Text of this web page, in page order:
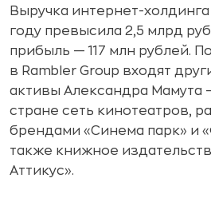
Выручка интернет-холдинга
году превысила 2,5 млрд
прибыль — 117 млн рублей.
в Rambler Group входят
активы Александра Мамута
стране сеть кинотеатров,
брендами «Синема парк» и
также книжное
Аттикус».